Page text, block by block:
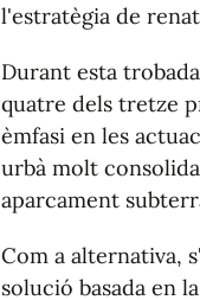
l'estratègia de
Durant esta
quatre dels tretze
èmfasi en les
urbà molt
aparcament
Com a alternativa,
solució basada en